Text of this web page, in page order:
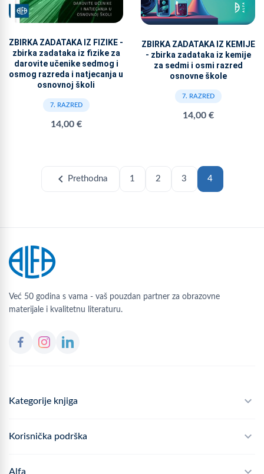
ZBIRKA ZADATAKA IZ FIZIKE -
zbirka zadataka iz fizike za
darovite učenike sedmog i
osmog razreda i natjecanja u
osnovnoj školi
7. RAZRED
14,00 €
ZBIRKA ZADATAKA IZ KEMIJE
- zbirka zadataka iz kemije
za sedmi i osmi razred
osnovne škole
7. RAZRED
14,00 €
chevron_left Prethodna 1 2 3 4
Već 50 godina s vama - vaš pouzdan partner za obrazovne
materijale i kvalitetnu literaturu.
Kategorije knjiga
Školski program
Korisnička podrška
Često postavljana pitanja
Alfa